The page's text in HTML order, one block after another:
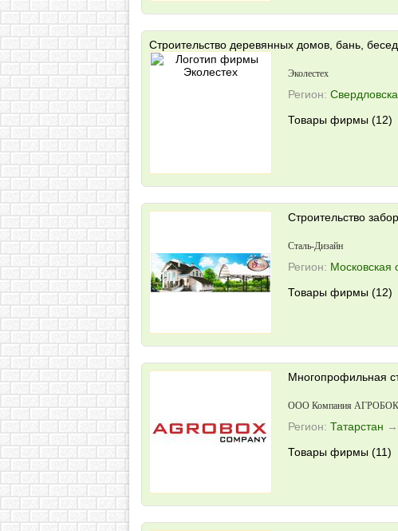
Строительство деревянных домов, бань,
Эколестех
Регион:
Товары фирмы (12)
Строительство
Сталь-Дизайн
Регион: Московская
Товары фирмы (12)
Многопрофильная
ООО Компания
Регион: Татарстан →
Товары фирмы (11)